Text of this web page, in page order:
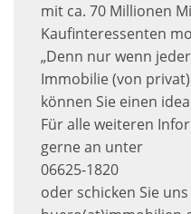
mit ca. 70 Millionen
Kaufinteressenten
„Denn nur wenn
Immobilie (von
können Sie einen
Für alle weiteren
gerne an unter
06625-1820
oder schicken Sie